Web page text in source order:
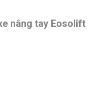
nâng tay Eosolift